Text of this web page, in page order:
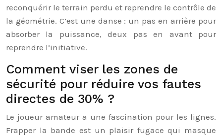
reconquérir le terrain perdu et reprendre le contrôle de
la géométrie. C’est une danse : un pas en arrière pour
absorber la puissance, deux pas en avant pour
reprendre l’initiative.
Comment viser les zones de
sécurité pour réduire vos fautes
directes de 30% ?
Le joueur amateur a une fascination pour les lignes.
Frapper la bande est un plaisir fugace qui masque